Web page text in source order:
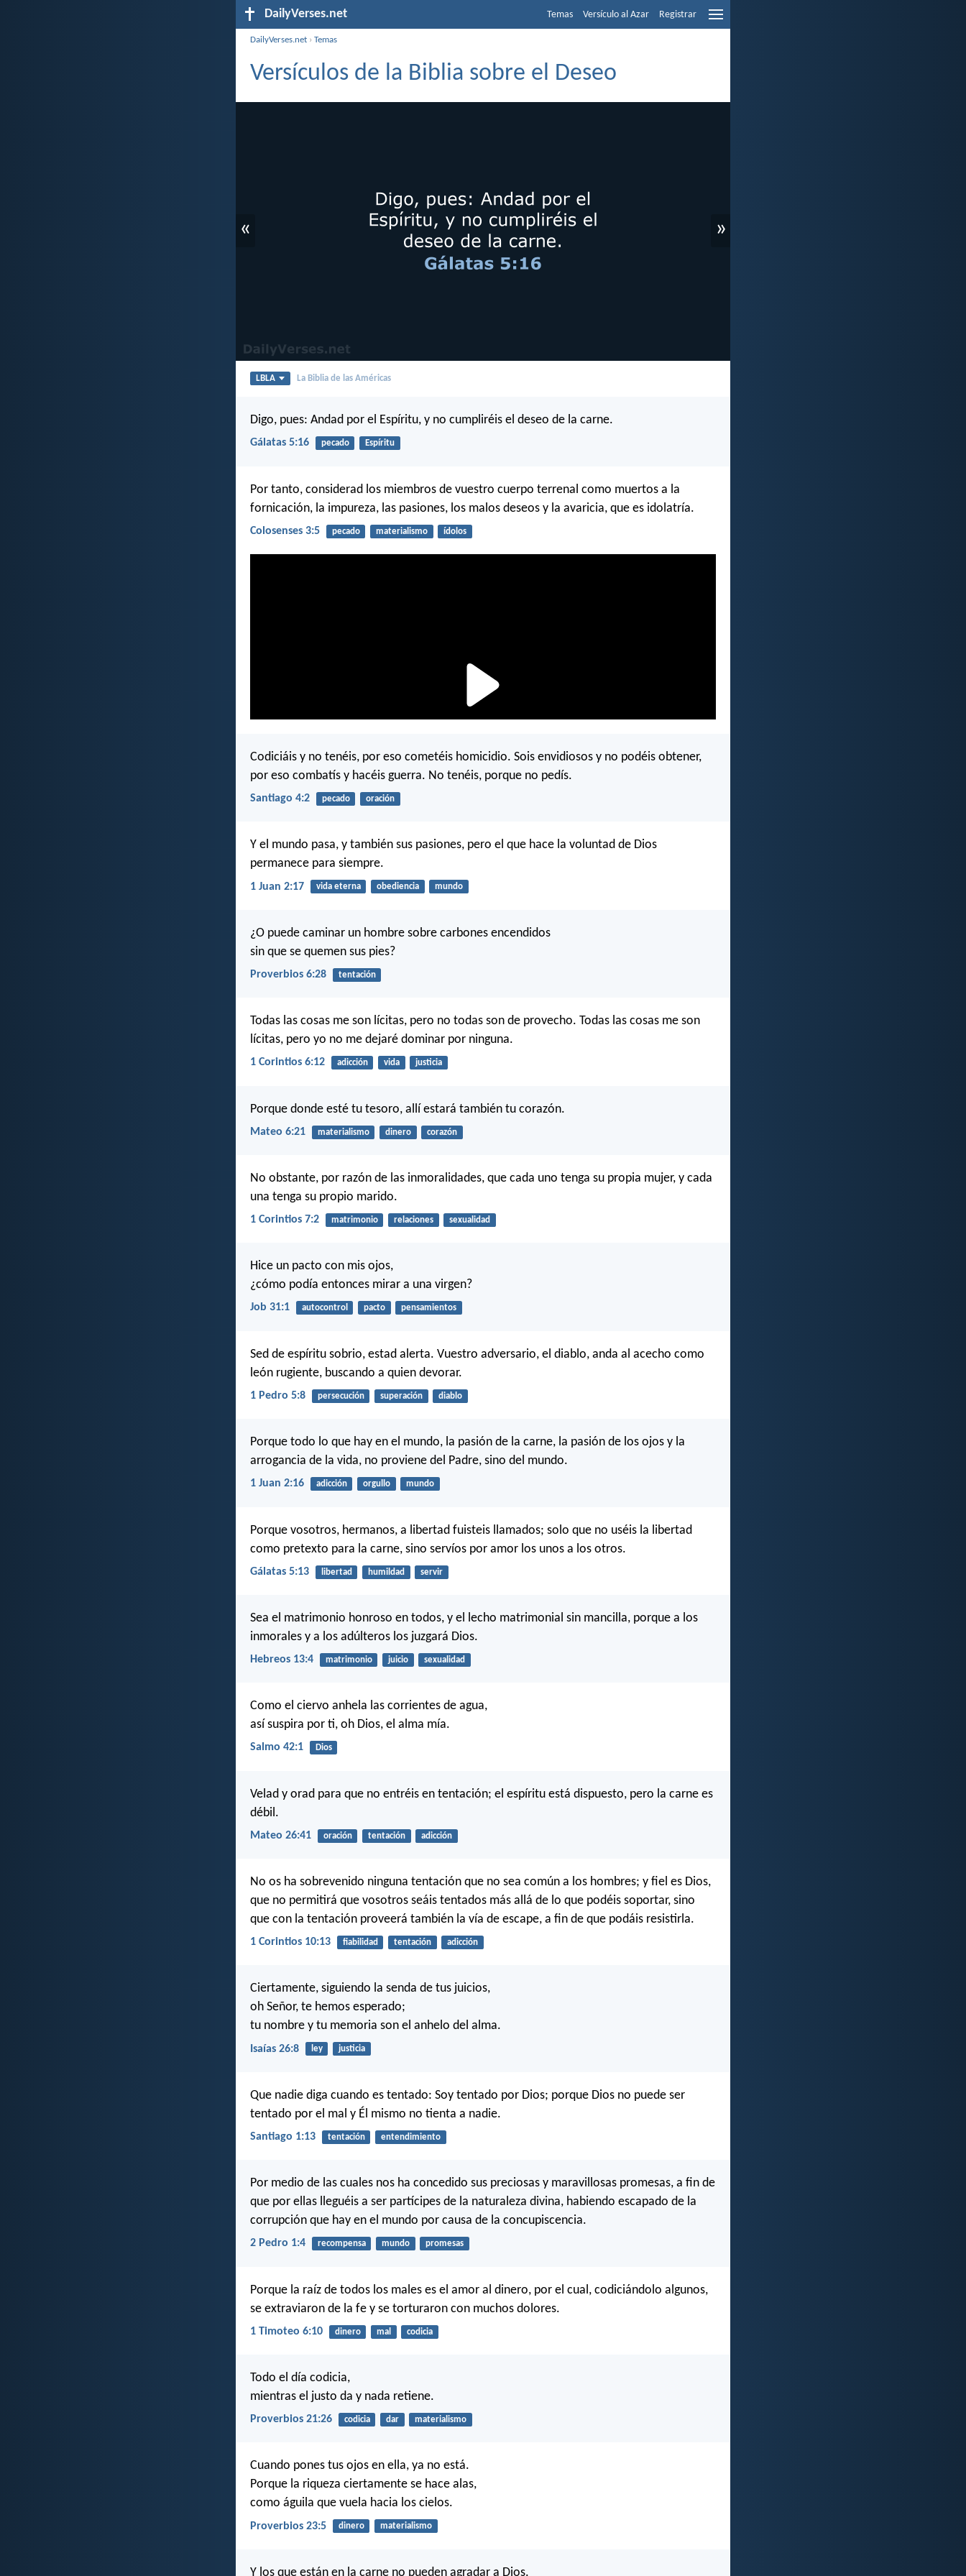
DailyVerses.net Temas Versículo al Azar Registrar
DailyVerses.net ›Temas
Versículos de la Biblia sobre el Deseo
« »
LBLA La Biblia de las Américas
Digo, pues: Andad por el Espíritu, y no cumpliréis el deseo de la carne.
Gálatas 5:16 pecado Espíritu
Por tanto, considerad los miembros de vuestro cuerpo terrenal como muertos a la
fornicación, la impureza, las pasiones, los malos deseos y la avaricia, que es idolatría.
Colosenses 3:5 pecado materialismo ídolos
Codiciáis y no tenéis, por eso cometéis homicidio. Sois envidiosos y no podéis obtener,
por eso combatís y hacéis guerra. No tenéis, porque no pedís.
Santiago 4:2 pecado oración
Y el mundo pasa, y también sus pasiones, pero el que hace la voluntad de Dios
permanece para siempre.
1 Juan 2:17 vida eterna obediencia mundo
¿O puede caminar un hombre sobre carbones encendidos
sin que se quemen sus pies?
Proverbios 6:28 tentación
Todas las cosas me son lícitas, pero no todas son de provecho. Todas las cosas me son
lícitas, pero yo no me dejaré dominar por ninguna.
1 Corintios 6:12 adicción vida justicia
Porque donde esté tu tesoro, allí estará también tu corazón.
Mateo 6:21 materialismo dinero corazón
No obstante, por razón de las inmoralidades, que cada uno tenga su propia mujer, y cada
una tenga su propio marido.
1 Corintios 7:2 matrimonio relaciones sexualidad
Hice un pacto con mis ojos,
¿cómo podía entonces mirar a una virgen?
Job 31:1 autocontrol pacto pensamientos
Sed de espíritu sobrio, estad alerta. Vuestro adversario, el diablo, anda al acecho como
león rugiente, buscando a quien devorar.
1 Pedro 5:8 persecución superación diablo
Porque todo lo que hay en el mundo, la pasión de la carne, la pasión de los ojos y la
arrogancia de la vida, no proviene del Padre, sino del mundo.
1 Juan 2:16 adicción orgullo mundo
Porque vosotros, hermanos, a libertad fuisteis llamados; solo que no uséis la libertad
como pretexto para la carne, sino servíos por amor los unos a los otros.
Gálatas 5:13 libertad humildad servir
Sea el matrimonio honroso en todos, y el lecho matrimonial sin mancilla, porque a los
inmorales y a los adúlteros los juzgará Dios.
Hebreos 13:4 matrimonio juicio sexualidad
Como el ciervo anhela las corrientes de agua,
así suspira por ti, oh Dios, el alma mía.
Salmo 42:1 Dios
Velad y orad para que no entréis en tentación; el espíritu está dispuesto, pero la carne es
débil.
Mateo 26:41 oración tentación adicción
No os ha sobrevenido ninguna tentación que no sea común a los hombres; y fiel es Dios,
que no permitirá que vosotros seáis tentados más allá de lo que podéis soportar, sino
que con la tentación proveerá también la vía de escape, a fin de que podáis resistirla.
1 Corintios 10:13 fiabilidad tentación adicción
Ciertamente, siguiendo la senda de tus juicios,
oh Señor, te hemos esperado;
tu nombre y tu memoria son el anhelo del alma.
Isaías 26:8 ley justicia
Que nadie diga cuando es tentado: Soy tentado por Dios; porque Dios no puede ser
tentado por el mal y Él mismo no tienta a nadie.
Santiago 1:13 tentación entendimiento
Por medio de las cuales nos ha concedido sus preciosas y maravillosas promesas, a fin de
que por ellas lleguéis a ser partícipes de la naturaleza divina, habiendo escapado de la
corrupción que hay en el mundo por causa de la concupiscencia.
2 Pedro 1:4 recompensa mundo promesas
Porque la raíz de todos los males es el amor al dinero, por el cual, codiciándolo algunos,
se extraviaron de la fe y se torturaron con muchos dolores.
1 Timoteo 6:10 dinero mal codicia
Todo el día codicia,
mientras el justo da y nada retiene.
Proverbios 21:26 codicia dar materialismo
Cuando pones tus ojos en ella, ya no está.
Porque la riqueza ciertamente se hace alas,
como águila que vuela hacia los cielos.
Proverbios 23:5 dinero materialismo
Y los que están en la carne no pueden agradar a Dios.